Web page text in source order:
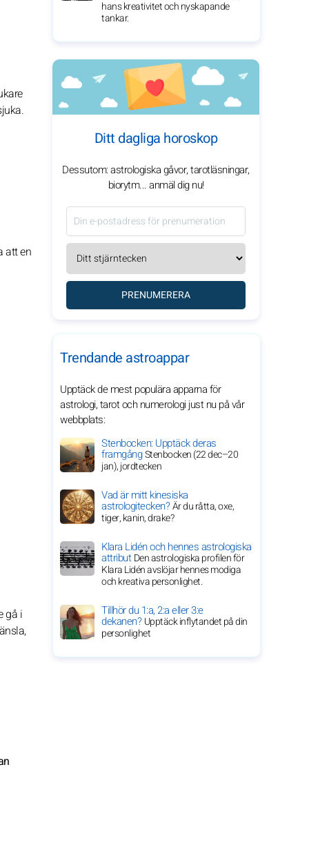
att en
gå i
hans kreativitet och nyskapande
tankar.
Ditt dagliga horoskop
Dessutom: astrologiska gåvor, tarotläsningar,
biorytm... anmäl dig nu!
PRENUMERERA
Trendande astroappar
Upptäck de mest populära apparna för
astrologi, tarot och numerologi just nu på vår
webbplats:
Stenbocken: Upptäck deras
framgångStenbocken (22 dec–20
jan), jordtecken
Vad är mitt kinesiska
astrologitecken?Är du råtta, oxe,
tiger, kanin, drake?
Klara Lidén och hennes astrologiska
attributDen astrologiska profilen för
Klara Lidén avslöjar hennes modiga
och kreativa personlighet.
Tillhör du 1:a, 2:a eller 3:e
dekanen?Upptäck inflytandet på din
personlighet